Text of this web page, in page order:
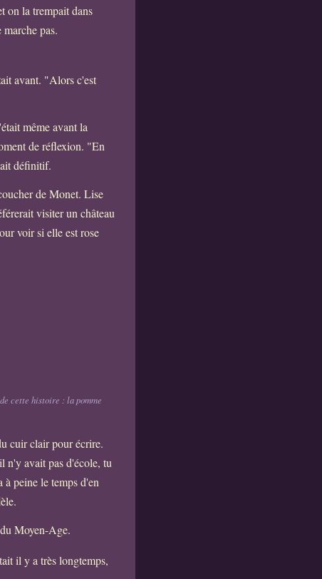
on la trempait dans
pas.
avant. "Alors c'est
même avant la
de réflexion. "En
définitif.
de Monet. Lise
visiter un château
voir si elle est rose
cette histoire : la pomme
cuir clair pour écrire.
n'y avait pas d'école, tu
peine le temps d'en
Moyen-Age.
il y a très longtemps,